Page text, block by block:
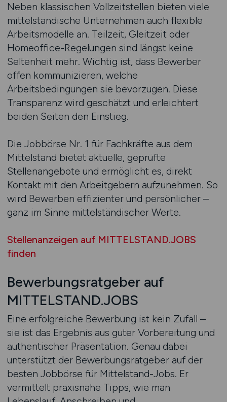
Neben klassischen Vollzeitstellen bieten viele
mittelständische Unternehmen auch flexible
Arbeitsmodelle an. Teilzeit, Gleitzeit oder
Homeoffice-Regelungen sind längst keine
Seltenheit mehr. Wichtig ist, dass Bewerber
offen kommunizieren, welche
Arbeitsbedingungen sie bevorzugen. Diese
Transparenz wird geschätzt und erleichtert
beiden Seiten den Einstieg.
Die Jobbörse Nr. 1 für Fachkräfte aus dem
Mittelstand bietet aktuelle, geprüfte
Stellenangebote und ermöglicht es, direkt
Kontakt mit den Arbeitgebern aufzunehmen. So
wird Bewerben effizienter und persönlicher –
ganz im Sinne mittelständischer Werte.
Stellenanzeigen auf MITTELSTAND.JOBS
finden
Bewerbungsratgeber auf
MITTELSTAND.JOBS
Eine erfolgreiche Bewerbung ist kein Zufall –
sie ist das Ergebnis aus guter Vorbereitung und
authentischer Präsentation. Genau dabei
unterstützt der Bewerbungsratgeber auf der
besten Jobbörse für Mittelstand-Jobs. Er
vermittelt praxisnahe Tipps, wie man